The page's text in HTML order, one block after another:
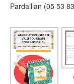
Pardaillan (05 53